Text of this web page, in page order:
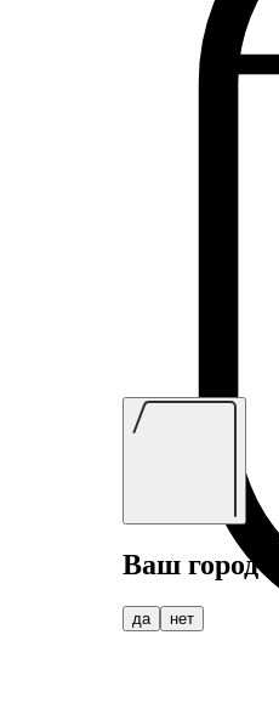
Ваш город
да нет